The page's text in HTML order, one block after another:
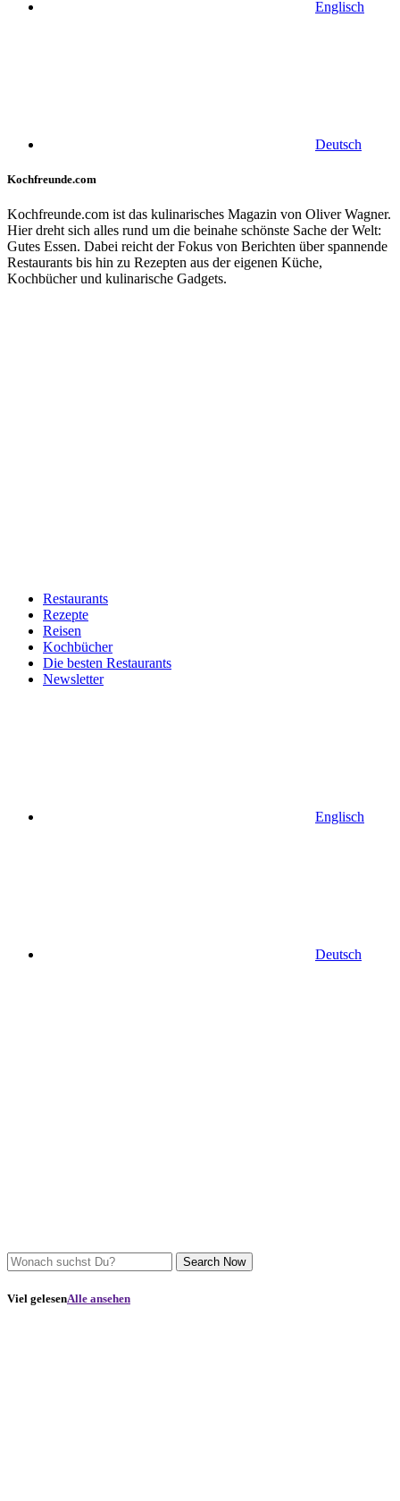
Englisch
Deutsch
Kochfreunde.com
Kochfreunde.com ist das kulinarisches Magazin von Oliver Wagner.
Hier dreht sich alles rund um die beinahe schönste Sache der Welt:
Gutes Essen. Dabei reicht der Fokus von Berichten über spannende
Restaurants bis hin zu Rezepten aus der eigenen Küche,
Kochbücher und kulinarische Gadgets.
Restaurants
Rezepte
Reisen
Kochbücher
Die besten Restaurants
Newsletter
Englisch
Deutsch
Search Now
Viel gelesenAlle ansehen